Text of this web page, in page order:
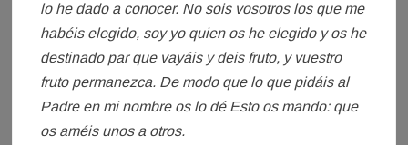
lo he dado a conocer. No sois vosotros los que me
habéis elegido, soy yo quien os he elegido y os he
destinado par que vayáis y deis fruto, y vuestro
fruto permanezca. De modo que lo que pidáis al
Padre en mi nombre os lo dé Esto os mando: que
os améis unos a otros.